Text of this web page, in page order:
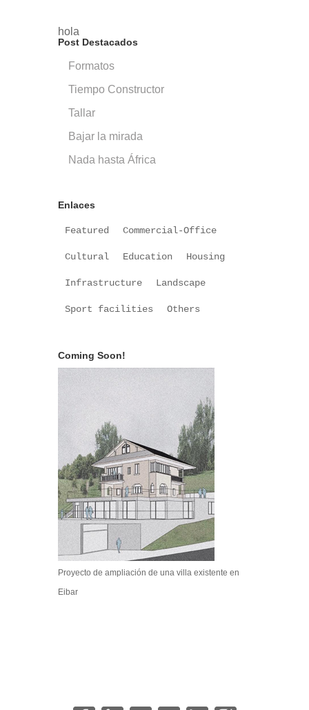
hola
Post Destacados
Formatos
Tiempo Constructor
Tallar
Bajar la mirada
Nada hasta África
Enlaces
Featured Commercial-Office
Cultural Education Housing
Infrastructure Landscape
Sport facilities Others
Coming Soon!
Proyecto de ampliación de una villa existente en
Eibar